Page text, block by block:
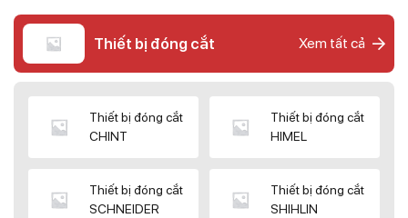
Thiết bị đóng cắt Xem tất cả
Thiết bị đóng cắt
CHINT
Thiết bị đóng cắt
HIMEL
Thiết bị đóng cắt
SCHNEIDER
Thiết bị đóng cắt
SHIHLIN